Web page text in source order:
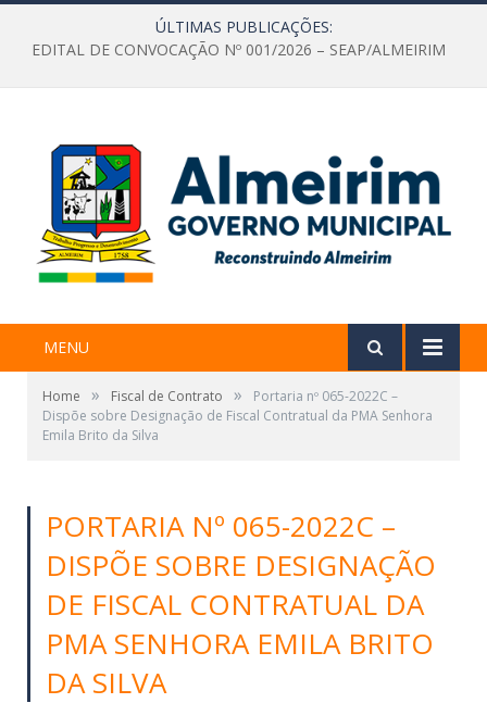
ÚLTIMAS PUBLICAÇÕES:
EDITAL DE CONVOCAÇÃO Nº 001/2026 – SEAP/ALMEIRIM
MENU
Home » Fiscal de Contrato »
Portaria nº 065-2022C –
Dispõe sobre Designação de Fiscal Contratual da PMA Senhora
Emila Brito da Silva
PORTARIA Nº 065-2022C –
DISPÕE SOBRE DESIGNAÇÃO
DE FISCAL CONTRATUAL DA
PMA SENHORA EMILA BRITO
DA SILVA